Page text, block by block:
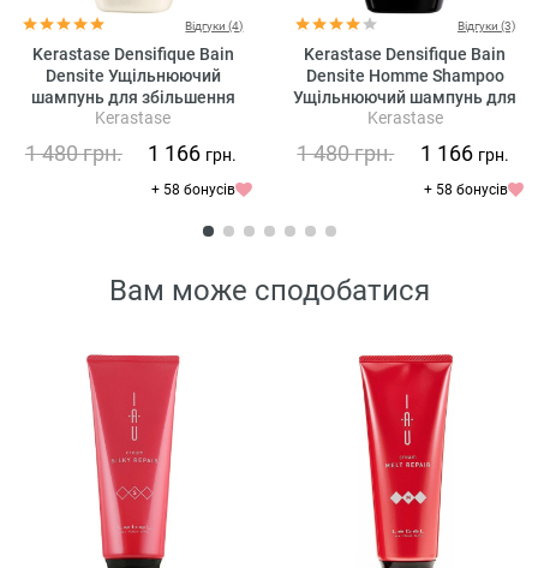
Відгуки (4)
Kerastase Densifique Bain
Densite Ущільнюючий
шампунь для збільшення
густоти волосся
Kerastase
1 480грн. 1 166 грн.
+ 58 бонусів
Відгуки (3)
Kerastase Densifique Bain
Densite Homme Shampoo
Ущільнюючий шампунь для
збільшення густини волосся
Kerastase
1 480грн. 1 166 грн.
+ 58 бонусів
Вам може сподобатися